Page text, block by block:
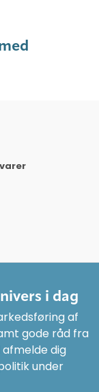
i dag
af
gode råd fra
dig
under